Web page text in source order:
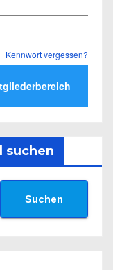
Kennwort vergessen?
suchen
Suchen